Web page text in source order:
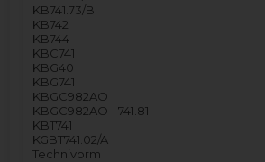
KB741.73/B
KB742
KB744
KBC741
KBG40
KBG741
KBGC982AO
KBGC982AO - 741.81
KBT741
KGBT741.02/A
Technivorm